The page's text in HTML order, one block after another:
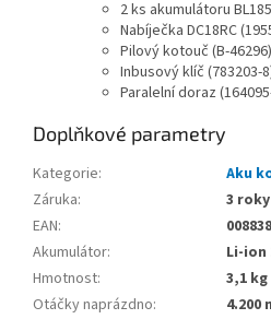
2 ks akumulátoru
Nabíječka DC18RC
Pilový kotouč (B-46296)
Inbusový klíč (783203-
Paralelní doraz
Doplňkové parametry
Kategorie:
Aku
Záruka:
3 roky
EAN:
Akumulátor:
Li-ion
Hmotnost:
3,1 kg
Otáčky naprázdno: 4.200